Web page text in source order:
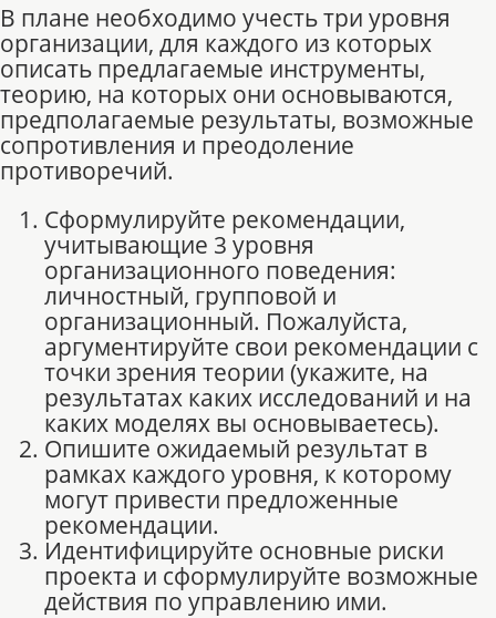
В плане необходимо учесть три уровня
организации, для каждого из которых
описать предлагаемые инструменты,
теорию, на которых они основываются,
предполагаемые результаты, возможные
сопротивления и преодоление
противоречий.
Сформулируйте рекомендации,
учитывающие 3 уровня
организационного поведения:
личностный, групповой и
организационный. Пожалуйста,
аргументируйте свои рекомендации с
точки зрения теории (укажите, на
результатах каких исследований и на
каких моделях вы основываетесь).
Опишите ожидаемый результат в
рамках каждого уровня, к которому
могут привести предложенные
рекомендации.
Идентифицируйте основные риски
проекта и сформулируйте возможные
действия по управлению ими.